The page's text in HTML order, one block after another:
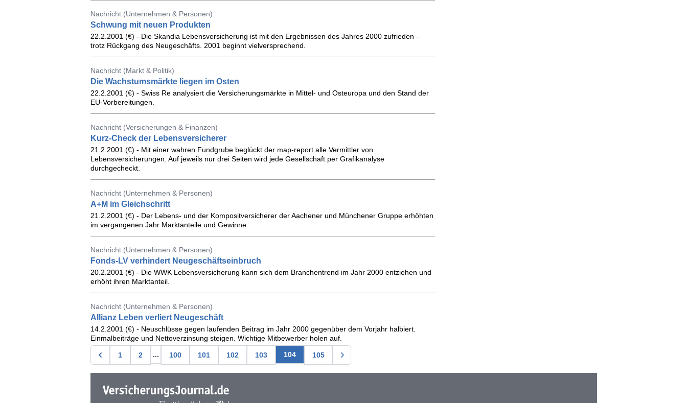
Nachricht (Unternehmen & Personen)
Schwung mit neuen Produkten
22.2.2001 (€) - Die Skandia Lebensversicherung ist mit den Ergebnissen des Jahres 2000 zufrieden –
trotz Rückgang des Neugeschäfts. 2001 beginnt vielversprechend.
Nachricht (Markt & Politik)
Die Wachstumsmärkte liegen im Osten
22.2.2001 (€) - Swiss Re analysiert die Versicherungsmärkte in Mittel- und Osteuropa und den Stand der
EU-Vorbereitungen.
Nachricht (Versicherungen & Finanzen)
Kurz-Check der Lebensversicherer
21.2.2001 (€) - Mit einer wahren Fundgrube beglückt der map-report alle Vermittler von
Lebensversicherungen. Auf jeweils nur drei Seiten wird jede Gesellschaft per Grafikanalyse
durchgecheckt.
Nachricht (Unternehmen & Personen)
A+M im Gleichschritt
21.2.2001 (€) - Der Lebens- und der Kompositversicherer der Aachener und Münchener Gruppe erhöhten
im vergangenen Jahr Marktanteile und Gewinne.
Nachricht (Unternehmen & Personen)
Fonds-LV verhindert Neugeschäftseinbruch
20.2.2001 (€) - Die WWK Lebensversicherung kann sich dem Branchentrend im Jahr 2000 entziehen und
erhöht ihren Marktanteil.
Nachricht (Unternehmen & Personen)
Allianz Leben verliert Neugeschäft
14.2.2001 (€) - Neuschlüsse gegen laufenden Beitrag im Jahr 2000 gegenüber dem Vorjahr halbiert.
Einmalbeiträge und Nettoverzinsung steigen. Wichtige Mitbewerber holen auf.
1 2 ... 100 101 102 103 104 105